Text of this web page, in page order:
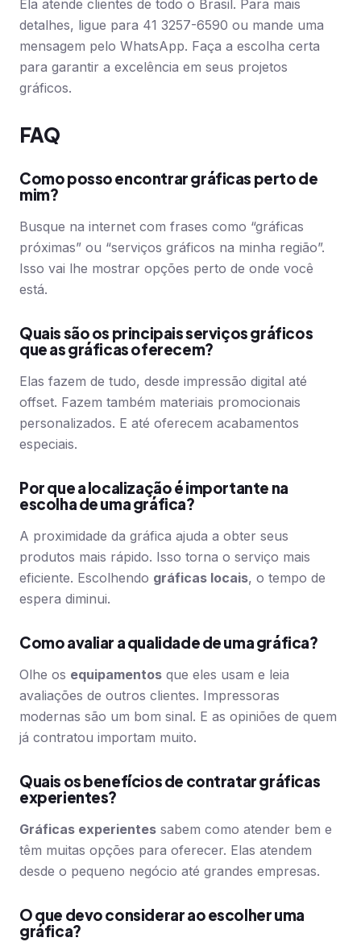
Ela atende clientes de todo o Brasil. Para mais
detalhes, ligue para 41 3257-6590 ou mande uma
mensagem pelo WhatsApp. Faça a escolha certa
para garantir a excelência em seus projetos
gráficos.
FAQ
Como posso encontrar gráficas perto de
mim?
Busque na internet com frases como “gráficas
próximas” ou “serviços gráficos na minha região”.
Isso vai lhe mostrar opções perto de onde você
está.
Quais são os principais serviços gráficos
que as gráficas oferecem?
Elas fazem de tudo, desde impressão digital até
offset. Fazem também materiais promocionais
personalizados. E até oferecem acabamentos
especiais.
Por que a localização é importante na
escolha de uma gráfica?
A proximidade da gráfica ajuda a obter seus
produtos mais rápido. Isso torna o serviço mais
eficiente. Escolhendo gráficas locais, o tempo de
espera diminui.
Como avaliar a qualidade de uma gráfica?
Olhe os equipamentos que eles usam e leia
avaliações de outros clientes. Impressoras
modernas são um bom sinal. E as opiniões de quem
já contratou importam muito.
Quais os benefícios de contratar gráficas
experientes?
Gráficas experientes sabem como atender bem e
têm muitas opções para oferecer. Elas atendem
desde o pequeno negócio até grandes empresas.
O que devo considerar ao escolher uma
gráfica?